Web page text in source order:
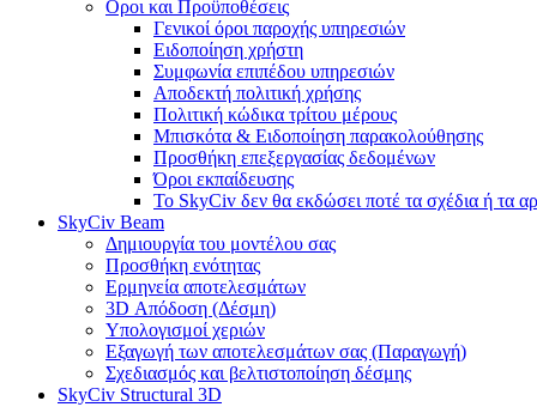
Οροι και Προϋποθέσεις
Γενικοί όροι παροχής υπηρεσιών
Ειδοποίηση χρήστη
Συμφωνία επιπέδου υπηρεσιών
Αποδεκτή πολιτική χρήσης
Πολιτική κώδικα τρίτου μέρους
Μπισκότα & Ειδοποίηση παρακολούθησης
Προσθήκη επεξεργασίας δεδομένων
Όροι εκπαίδευσης
Το SkyCiv δεν θα εκδώσει ποτέ τα σχέδια ή τα
SkyCiv Beam
Δημιουργία του μοντέλου σας
Προσθήκη ενότητας
Ερμηνεία αποτελεσμάτων
3D Απόδοση (Δέσμη)
Υπολογισμοί χεριών
Εξαγωγή των αποτελεσμάτων σας (Παραγωγή)
Σχεδιασμός και βελτιστοποίηση δέσμης
SkyCiv Structural 3D